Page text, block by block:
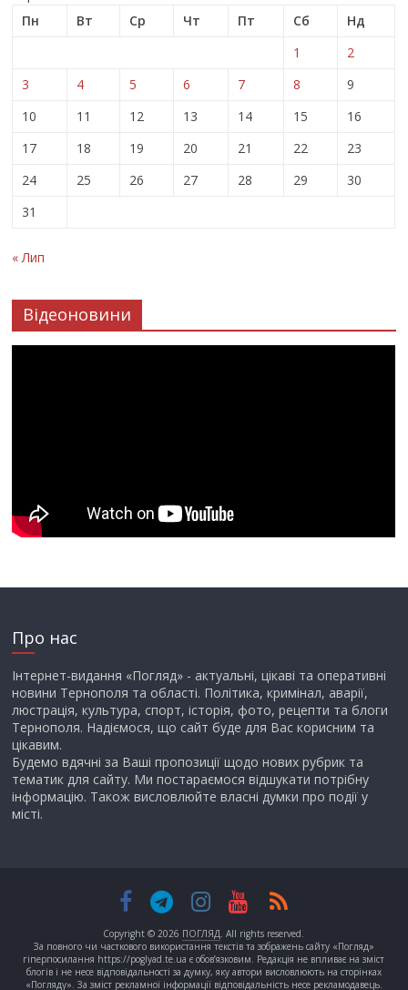
Пн
Вт Ср Чт Пт Сб
Нд
1
2
3
4 5 6 7 8
9
10
11 12 13 14 15
16
17
18 19 20 21 22
23
24
25 26 27 28 29
30
31
« Лип
Відеоновини
Про нас
Інтернет-видання «Погляд» - актуальні, цікаві та оперативні
новини Тернополя та області. Політика, кримінал, аварії,
люстрація, культура, спорт, історія, фото, рецепти та блоги
Тернополя. Надіємося, що сайт буде для Вас корисним та
цікавим.
Будемо вдячні за Ваші пропозиції щодо нових рубрик та
тематик для сайту. Ми постараємося відшукати потрібну
інформацію. Також висловлюйте власні думки про події у
місті.
Copyright © 2026 ПОГЛЯД. All rights reserved.
За повного чи часткового використання текстів та зображень сайту «Погляд»
гіперпосилання https://poglyad.te.ua є обов’язковим. Редакція не впливає на зміст
блогів і не несе відповідальності за думку, яку автори висловлюють на сторінках
«Погляду». За зміст рекламної інформації відповідальність несе рекламодавець.